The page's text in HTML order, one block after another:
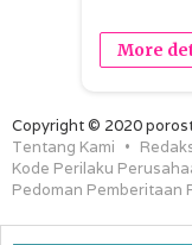
More
Copyright © 2020
Tentang Kami
Kode Perilaku
Pedoman Pemberitaan